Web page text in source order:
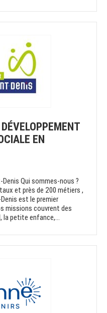
EN
Qui sommes-nous ?
et près de 200 métiers ,
est le premier
missions couvrent des
la petite enfance,...